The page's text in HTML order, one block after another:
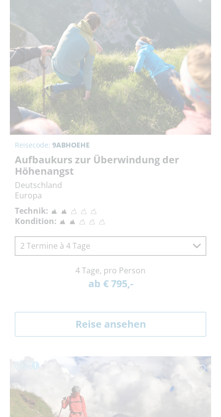
Reisecode: 9ABHOEHE
Aufbaukurs zur Überwindung der
Höhenangst
Deutschland
Europa
Technik:
Kondition:
2 Termine à 4 Tage
4 Tage, pro Person
ab € 795,-
Reise ansehen